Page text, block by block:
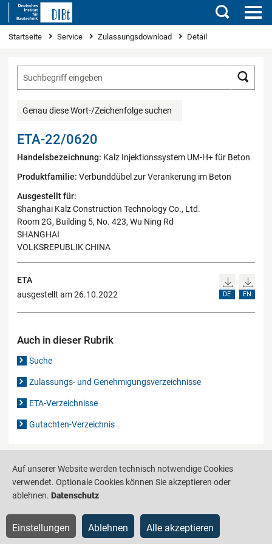
Suchen
Sie sind hier
Startseite Service Zulassungsdownload Detail
Genau diese Wort-/Zeichenfolge suchen
ETA-22/0620
Handelsbezeichnung: Kalz Injektionssystem UM-H+ für Beton
Produktfamilie: Verbunddübel zur Verankerung im Beton
Ausgestellt für:
Shanghai Kalz Construction Technology Co., Ltd.
Room 2G, Building 5, No. 423, Wu Ning Rd
SHANGHAI
VOLKSREPUBLIK CHINA
ETA
ausgestellt am 26.10.2022
DE EN
Auch in dieser Rubrik
Suche
Zulassungs- und Genehmigungsverzeichnisse
ETA-Verzeichnisse
Gutachten-Verzeichnis
Barrierefreiheit Sitemap
Auf unserer Website werden technisch notwendige Cookies
verwendet. Optionale Cookies können Sie akzeptieren oder
ablehnen. Datenschutz
Einstellungen Ablehnen Alle akzeptieren